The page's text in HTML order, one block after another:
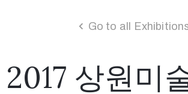
Go to all
2017 상원미